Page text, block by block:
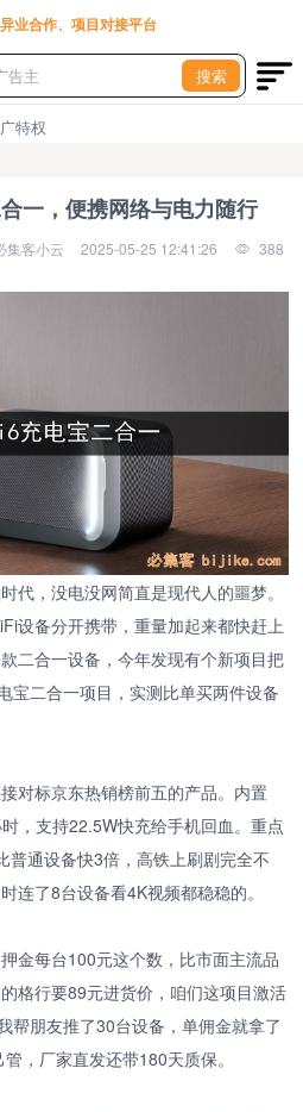
业合作、项目对接平台
搜索
特权
一，便携网络与电力随行
集客小云 2025-05-25 12:41:26 388
代，没电没网简直是现代人的噩梦。
设备分开携带，重量加起来都快赶上
二合一设备，今年发现有个新项目把
二合一项目，实测比单买两件设备
对标京东热销榜前五的产品。内置
，支持22.5W快充给手机回血。重点
普通设备快3倍，高铁上刷剧完全不
连了8台设备看4K视频都稳稳的。
金每台100元这个数，比市面主流品
格行要89元进货价，咱们这项目激活
帮朋友推了30台设备，单佣金就拿了
，厂家直发还带180天质保。